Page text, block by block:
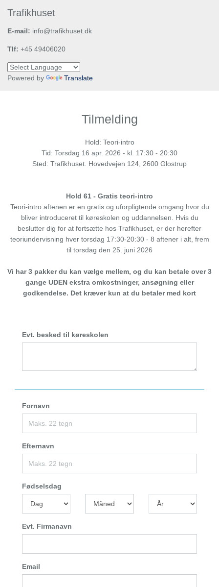
Trafikhuset
E-mail: info@trafikhuset.dk
Tlf: +45 49406020
Powered by Translate
Tilmelding
Hold: Teori-intro
Tid: Torsdag 16 apr. 2026 - kl. 17:30 - 20:30
Sted: Trafikhuset. Hovedvejen 124, 2600 Glostrup
Hold 61 - Gratis teori-intro
Teori-intro aftenen er en gratis og uforpligtende omgang hvor du
bliver introduceret til køreskolen og uddannelsen. Hvis du
beslutter dig for at fortsætte hos Trafikhuset, er der herefter
teoriundervisning hver torsdag 17:30-20:30 - 8 aftener i alt, frem
til torsdag den 25. juni 2026
Vi har 3 pakker du kan vælge mellem, og du kan betale over 3
gange UDEN ekstra omkostninger, ansøgning eller
godkendelse. Det kræver kun at du betaler med kort
Evt. besked til køreskolen
Fornavn
Efternavn
Fødselsdag
Evt. Firmanavn
Email